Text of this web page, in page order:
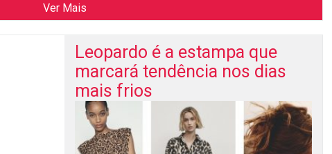
Ver Mais
Leopardo é a estampa que
marcará tendência nos dias
mais frios